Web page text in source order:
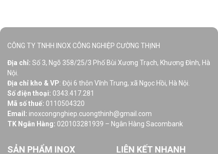
CÔNG TY TNHH INOX CÔNG NGHIỆP CƯỜNG THỊNH
Địa chỉ: Số 3, Ngõ 358/25/3 Phố Bùi Xương Trạch, Khương Đình, Hà
Nội.
Địa chỉ kho & VP: Đội 6 thôn Vĩnh Trung, xã Ngọc Hồi, Hà Nội.
Số điện thoại: 0343.417.281
Mã số thuế: 0110504320
Email: inoxcongnghiep.cuongthinh@gmail.com
TK Ngân Hàng: 020103281939 – Ngân Hàng Sacombank
SẢN PHẨM INOX LIÊN KẾT NHANH